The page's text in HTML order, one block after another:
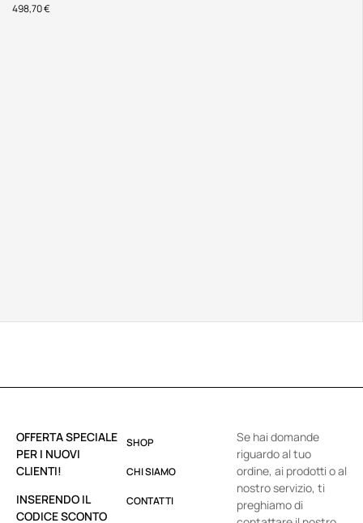
498,70€
OFFERTA SPECIALE
PER I NUOVI
CLIENTI!
INSERENDO IL
CODICE SCONTO
SHOP
CHI SIAMO
CONTATTI
Se hai domande
riguardo al tuo
ordine, ai prodotti o al
nostro servizio, ti
preghiamo di